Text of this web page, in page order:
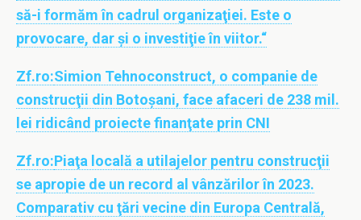
să-i formăm în cadrul organizaţiei. Este o
provocare, dar şi o investiţie în viitor.“
Zf.ro:Simion Tehnoconstruct, o companie de
construcţii din Botoşani, face afaceri de 238 mil.
lei ridicând proiecte finanţate prin CNI
Zf.ro:Piaţa locală a utilajelor pentru construcţii
se apropie de un record al vânzărilor în 2023.
Comparativ cu ţări vecine din Europa Centrală,